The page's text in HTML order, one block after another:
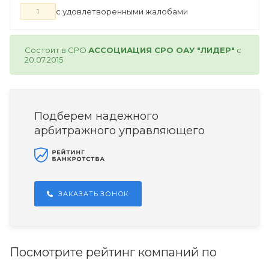
1 с удовлетворенными жалобами
Состоит в СРО АССОЦИАЦИЯ СРО ОАУ "ЛИДЕР" с
20.07.2015
Подберем надежного
арбитражного управляющего
ЗАКАЗАТЬ ЗОНОК
Посмотрите рейтинг компаний по